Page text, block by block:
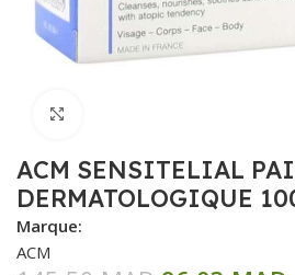
ACM SENSITELIAL
DERMATOLOGIQUE
Marque:
ACM